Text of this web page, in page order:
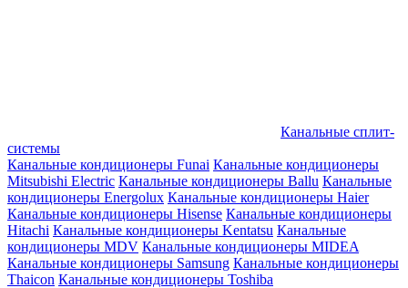
Канальные сплит-
системы
Канальные кондиционеры Funai Канальные кондиционеры
Mitsubishi Electric Канальные кондиционеры Ballu Канальные
кондиционеры Energolux Канальные кондиционеры Haier
Канальные кондиционеры Hisense Канальные кондиционеры
Hitachi Канальные кондиционеры Kentatsu Канальные
кондиционеры MDV Канальные кондиционеры MIDEA
Канальные кондиционеры Samsung Канальные кондиционеры
Thaicon Канальные кондиционеры Toshiba